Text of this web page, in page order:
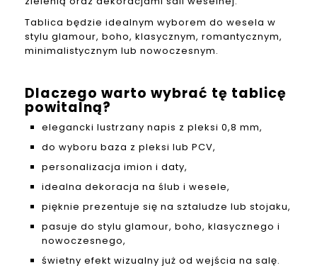
Tablica będzie idealnym wyborem do wesela w
stylu glamour, boho, klasycznym, romantycznym,
minimalistycznym lub nowoczesnym.
Dlaczego warto wybrać tę tablicę
powitalną?
elegancki lustrzany napis z pleksi 0,8 mm,
do wyboru baza z pleksi lub PCV,
personalizacja imion i daty,
idealna dekoracja na ślub i wesele,
pięknie prezentuje się na sztaludze lub stojaku,
pasuje do stylu glamour, boho, klasycznego i
nowoczesnego,
świetny efekt wizualny już od wejścia na salę.